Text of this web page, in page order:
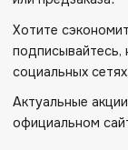
Хотите
подписывайтесь,
социальных сетях.
Актуальные
официальном